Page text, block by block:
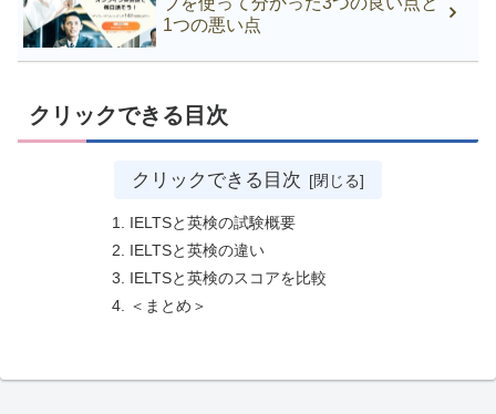
1つの悪い点
クリックできる目次
クリックできる目次
IELTSと英検の試験概要
IELTSと英検の違い
IELTSと英検のスコアを比較
＜まとめ＞